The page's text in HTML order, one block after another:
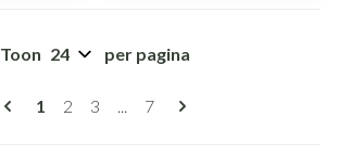
Pagina's
U lees momenteel pagina
1 Pagina
2 Pagina
3 ... Pagina
7
Toon per pagina